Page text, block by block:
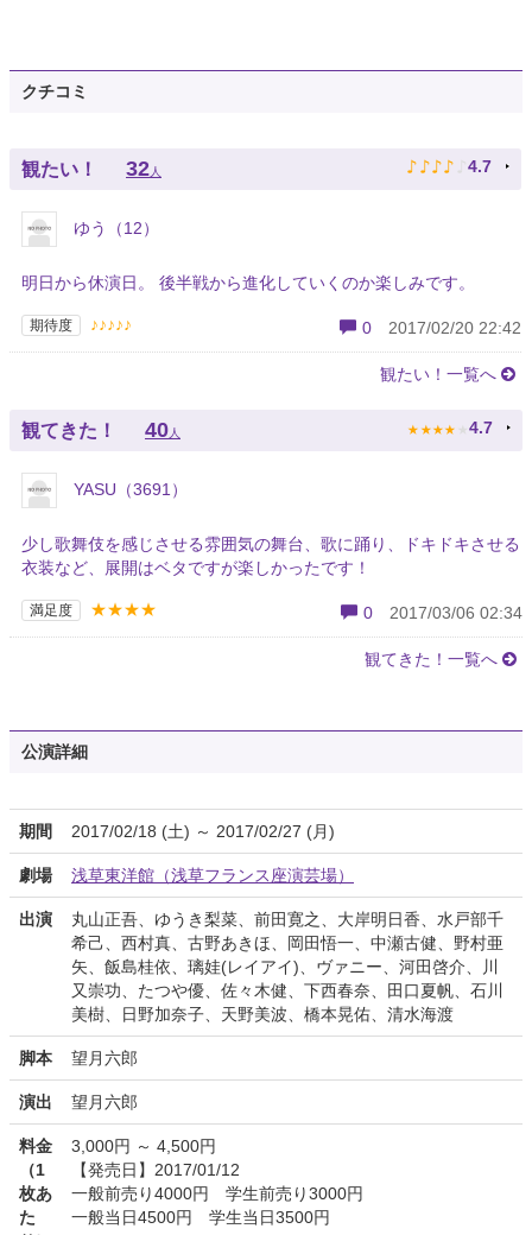
クチコミ
観たい！ 32人 ♪ ♪ ♪ ♪ ♪ 4.7
ゆう（12）
明日から休演日。 後半戦から進化していくのか楽しみです。
期待度 ♪♪♪♪♪ 0 2017/02/20 22:42
観たい！一覧へ
観てきた！ 40 人 ★ ★ ★ ★ ★ 4.7
YASU（3691）
少し歌舞伎を感じさせる雰囲気の舞台、歌に踊り、ドキドキさせる
衣装など、展開はベタですが楽しかったです！
満足度 ★★★★ 0 2017/03/06 02:34
観てきた！一覧へ
公演詳細
期間 2017/02/18 (土) ～ 2017/02/27 (月)
劇場 浅草東洋館（浅草フランス座演芸場）
出演
丸山正吾、ゆうき梨菜、前田寛之、大岸明日香、水戸部千
希己、西村真、古野あきほ、岡田悟一、中瀬古健、野村亜
矢、飯島桂依、璃娃(レイアイ)、ヴァニー、河田啓介、川
又崇功、たつや優、佐々木健、下西春奈、田口夏帆、石川
美樹、日野加奈子、天野美波、橋本晃佑、清水海渡
脚本 望月六郎
演出 望月六郎
料金
（1
枚あ
た
3,000円 ～ 4,500円
【発売日】2017/01/12
一般前売り4000円 学生前売り3000円
一般当日4500円 学生当日3500円